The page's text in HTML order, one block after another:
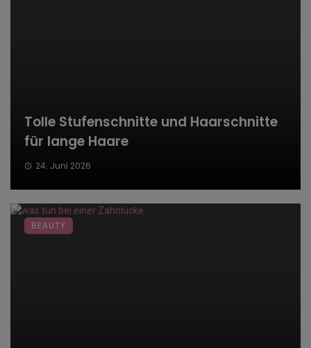
Tolle Stufenschnitte und Haarschnitte
für lange Haare
24. Juni 2026
BEAUTY